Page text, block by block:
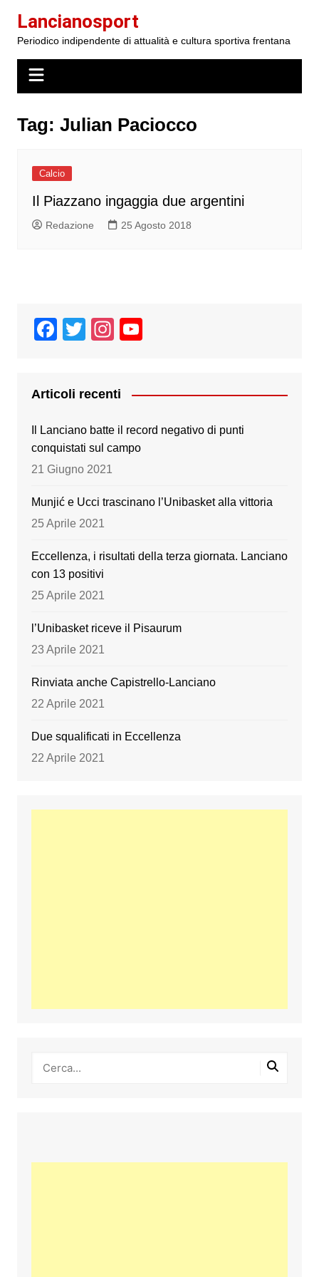
contenuto
Lancianosport
Periodico indipendente di attualità e cultura sportiva frentana
Tag: Julian Paciocco
Calcio
Il Piazzano ingaggia due argentini
Redazione 25 Agosto 2018
F
e
b
o
o
T
er
In
gr
a
m
T
Articoli recenti
Il Lanciano batte il record negativo di punti
conquistati sul campo
21 Giugno 2021
Munjić e Ucci trascinano l’Unibasket alla vittoria
25 Aprile 2021
Eccellenza, i risultati della terza giornata. Lanciano
con 13 positivi
25 Aprile 2021
l’Unibasket riceve il Pisaurum
23 Aprile 2021
Rinviata anche Capistrello-Lanciano
22 Aprile 2021
Due squalificati in Eccellenza
22 Aprile 2021